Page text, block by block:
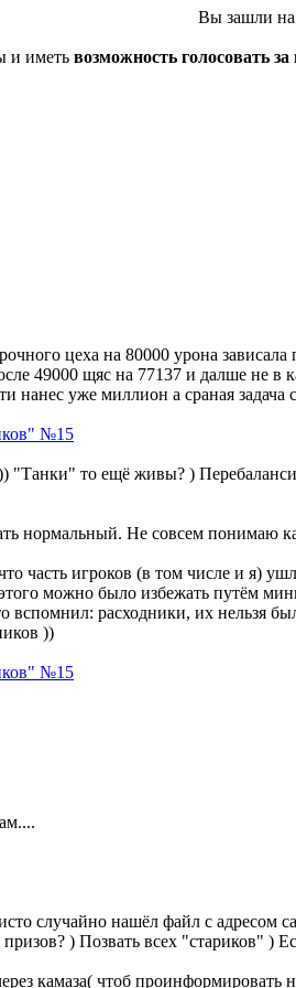
Вы зашли на
и иметь возможность голосовать
цеха на 80000 урона
49000 щяс на 77137 и далше не
нанес уже миллион а сраная задача
№15
"Танки" то ещё живы? )
нормальный. Не совсем
часть игроков (в том числе и я)
можно было избежать путём
вспомнил: расходники, их нельзя
))
№15
случайно нашёл файл с адресом
) Позвать всех "стариков" )
камаза( чтоб